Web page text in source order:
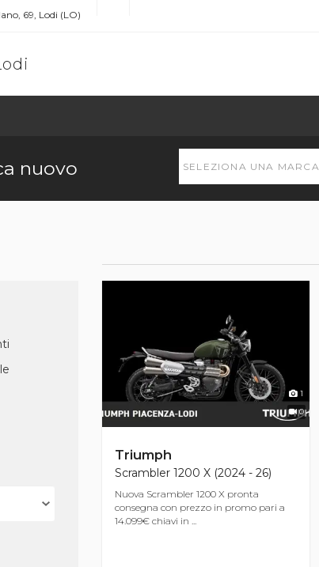
69, Lodi (LO)
nuovo SELEZIONA UNA MARCA
1
0
Triumph
Scrambler 1200 X (2024 - 26)
Nuova Scrambler 1200 X pronta
consegna con prezzo in promo pari a
14.099€ chiavi in ...